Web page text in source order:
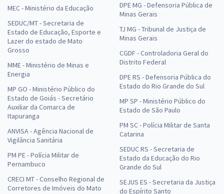
Comprar
SESA PR - Secretaria de Saúde do Estado do Paraná -
Conhecimentos Específicos para o Cargo de Odontólogo
R$ 399,92
à vista
ou 12x de
R$33,33
Economize R$ 99,98 (-20%)
Comprar
SESA PR - Secretaria de Saúde do Estado do Paraná - Engenheiro
Civil (Pós-Edital)
MEC - Ministério da Educação
SEDUC/MT - Secretaria de
Estado de Educação, Esporte e
Lazer do estado de Mato
Grosso
MME - Ministério de Minas e
Energia
MP GO - Ministério Público do
Estado de Goiás - Secretário
Auxiliar da Comarca de
Itapuranga
ANVISA - Agência Nacional de
Vigilância Sanitária
PM PE - Polícia Militar de
Pernambuco
CRECI MT - Conselho Regional de
Corretores de Imóveis do Mato
DPE MG - Defensoria Pública de
Minas Gerais
TJ MG - Tribunal de Justiça de
Minas Gerais
CGDF - Controladoria Geral do
Distrito Federal
DPE RS - Defensoria Pública do
Estado do Rio Grande do Sul
MP SP - Ministério Público do
Estado de São Paulo
PM SC - Polícia Militar de Santa
Catarina
SEDUC RS - Secretaria de
Estado da Educação do Rio
Grande do Sul
SEJUS ES - Secretaria da Justiça
do Espírito Santo